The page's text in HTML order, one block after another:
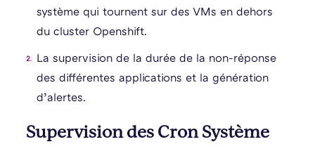
système qui tournent sur des VMs en dehors
du cluster Openshift.
La supervision de la durée de la non-réponse
des différentes applications et la génération
d’alertes.
Supervision des Cron Système